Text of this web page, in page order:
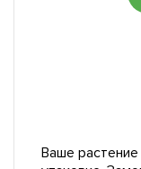
Ваше